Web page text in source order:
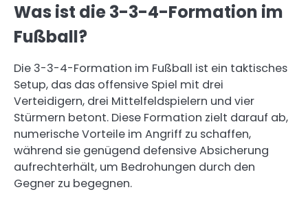
Was ist die 3-3-4-Formation im
Fußball?
Die 3-3-4-Formation im Fußball ist ein taktisches
Setup, das das offensive Spiel mit drei
Verteidigern, drei Mittelfeldspielern und vier
Stürmern betont. Diese Formation zielt darauf ab,
numerische Vorteile im Angriff zu schaffen,
während sie genügend defensive Absicherung
aufrechterhält, um Bedrohungen durch den
Gegner zu begegnen.